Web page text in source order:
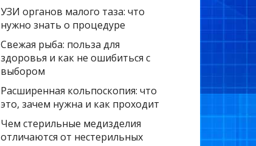
УЗИ органов малого таза: что
нужно знать о процедуре
Свежая рыба: польза для
здоровья и как не ошибиться с
выбором
Расширенная кольпоскопия: что
это, зачем нужна и как проходит
Чем стерильные медизделия
отличаются от нестерильных